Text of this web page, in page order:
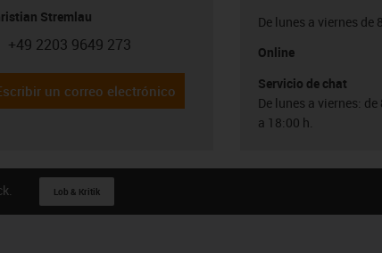
Stremlau
icon-phone
+49 2203 9649 273
un correo electrónico
De lunes a viernes de
Online
Servicio de chat
De lunes a viernes: de
a 18:00 h.
Lob & Kritik